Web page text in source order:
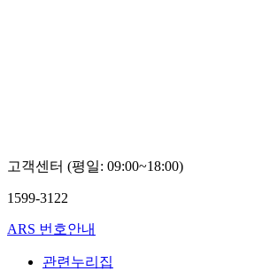
고객센터 (평일: 09:00~18:00)
1599-3122
ARS 번호안내
관련누리집